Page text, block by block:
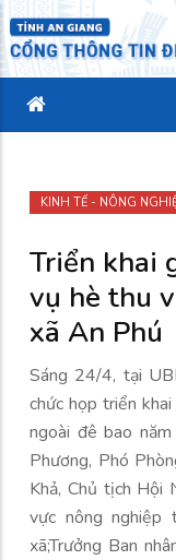
KINH TẾ - NÔNG
Triển khai
vụ hè thu
xã An Phú
Sáng 24/4, tại
chức họp triển
ngoài đê bao
Phương, Phó
Khả, Chủ tịch Hội
vực nông nghiệp
xã;Trưởng Ban